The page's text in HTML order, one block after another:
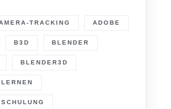
TRACKING ADOBE
B3D BLENDER
BLENDER3D